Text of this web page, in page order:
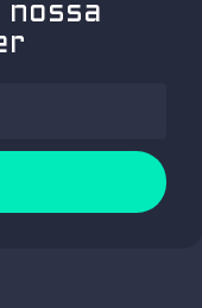
nossa